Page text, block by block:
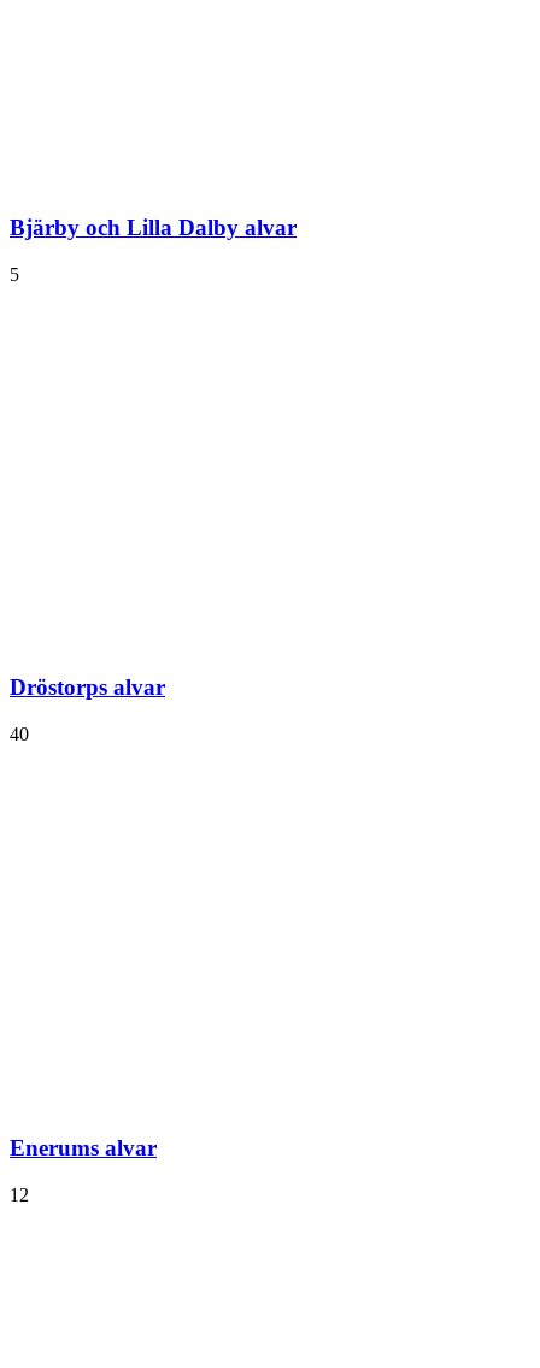
Bjärby och Lilla Dalby alvar
5
Dröstorps alvar
40
Enerums alvar
12